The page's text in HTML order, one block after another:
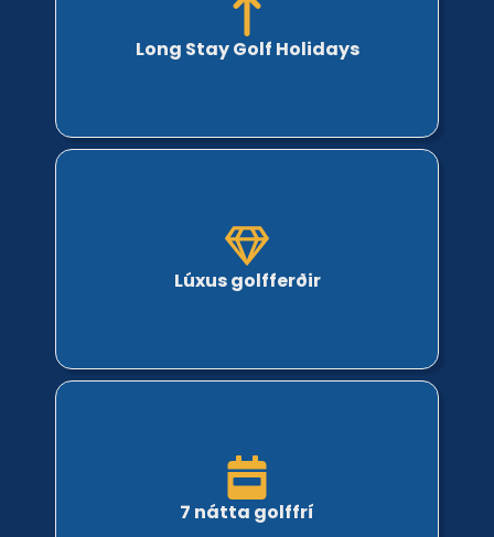
Long Stay Golf Holidays
Lúxus golfferðir
7 nátta golffrí